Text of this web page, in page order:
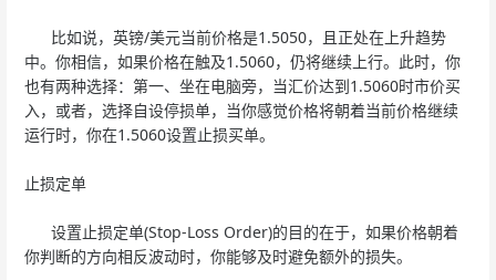
比如说，英镑/美元当前价格是1.5050，且正处在上升趋势
中。你相信，如果价格在触及1.5060，仍将继续上行。此时，你
也有两种选择：第一、坐在电脑旁，当汇价达到1.5060时市价买
入，或者，选择自设停损单，当你感觉价格将朝着当前价格继续
运行时，你在1.5060设置止损买单。
止损定单
设置止损定单(Stop-Loss Order)的目的在于，如果价格朝着
你判断的方向相反波动时，你能够及时避免额外的损失。